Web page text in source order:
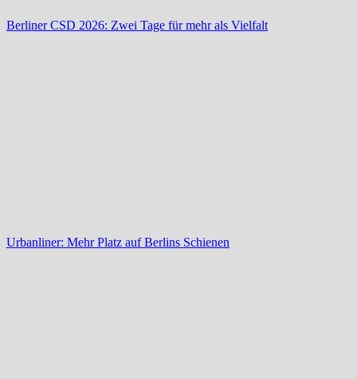
Berliner CSD 2026: Zwei Tage für mehr als Vielfalt
Urbanliner: Mehr Platz auf Berlins Schienen